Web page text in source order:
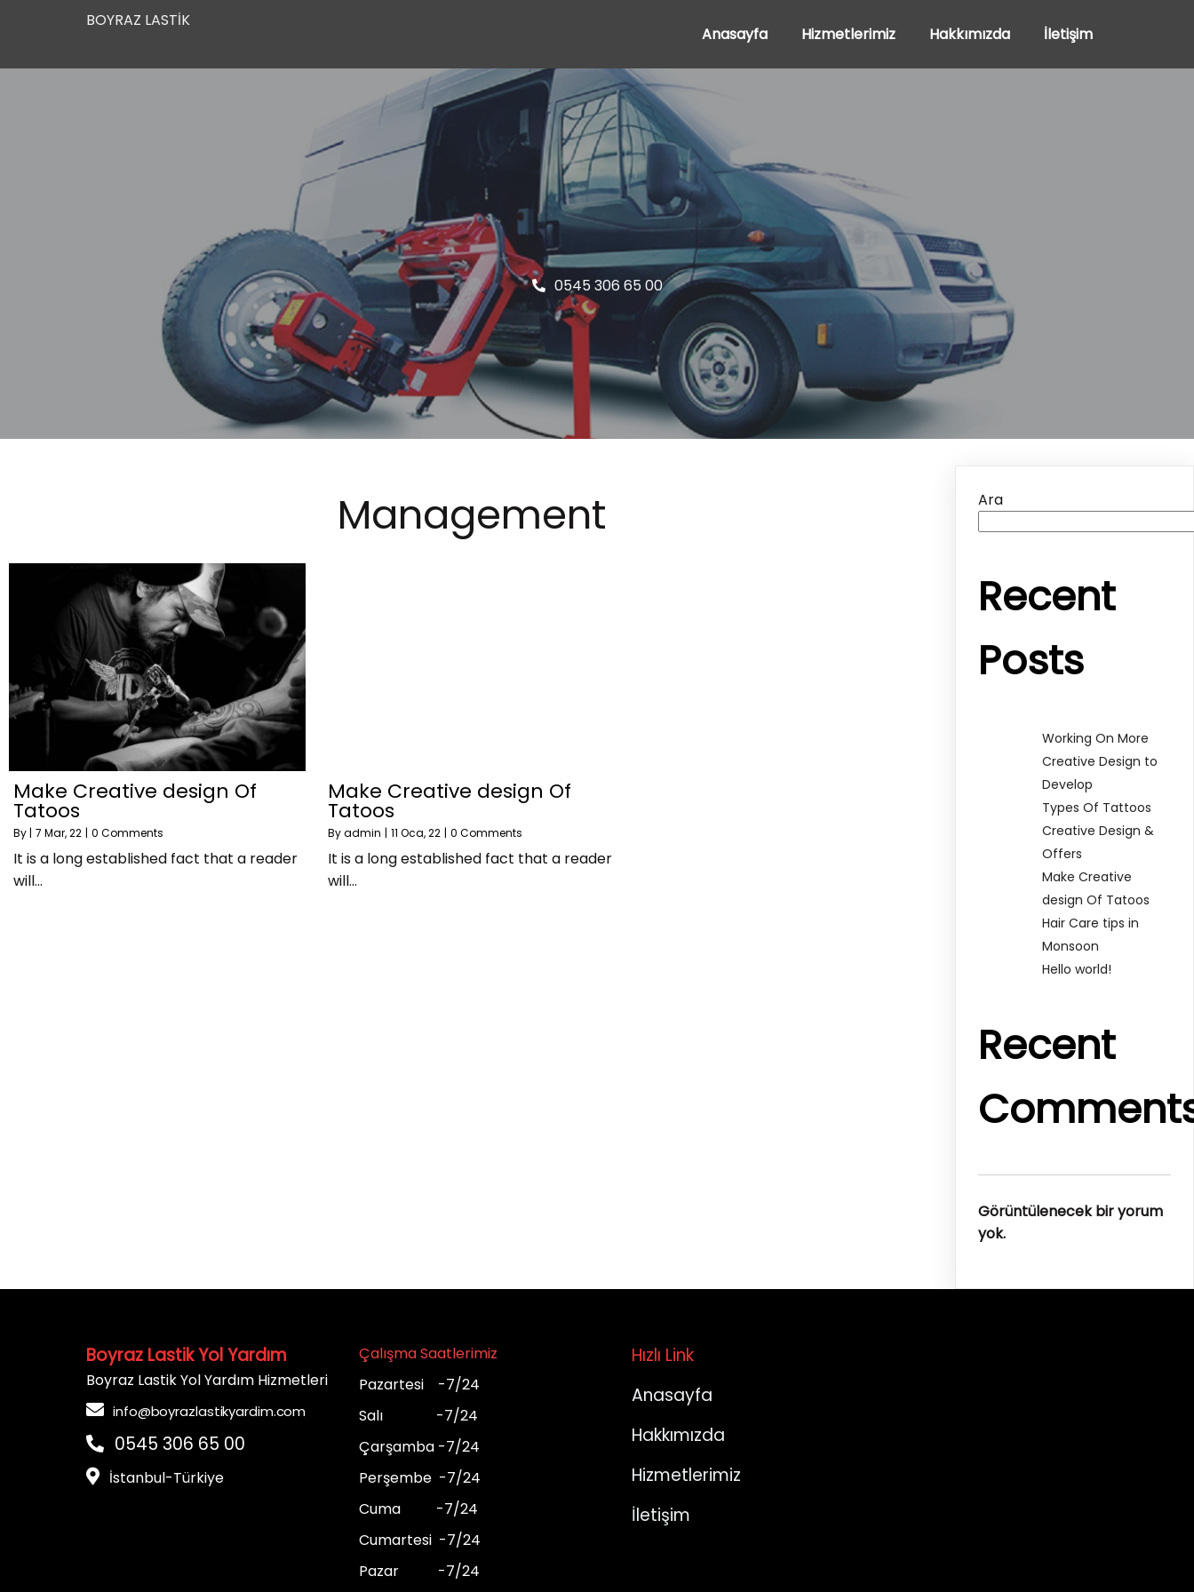
BOYRAZ LASTİK
Anasayfa Hizmetlerimiz Hakkımızda İletişim
0545 306 65 00
Management
Make Creative design Of
Tatoos
By | 7 Mar, 22 | 0 Comments
It is a long established fact that a reader
will…
Make Creative design Of
Tatoos
Byadmin | 11 Oca, 22 | 0 Comments
It is a long established fact that a reader
will…
Ara
Recent
Posts
Working On More
Creative Design to
Develop
Types Of Tattoos
Creative Design &
Offers
Make Creative
design Of Tatoos
Hair Care tips in
Monsoon
Hello world!
Recent
Görüntülenecek bir yorum
yok.
Boyraz Lastik Yol Yardım
Boyraz Lastik Yol Yardım Hizmetleri
info@boyrazlastikyardim.com
0545 306 65 00
İstanbul-Türkiye
Çalışma Saatlerimiz
Pazartesi -7/24
Salı -7/24
Çarşamba -7/24
Perşembe -7/24
Cuma -7/24
Cumartesi -7/24
Pazar -7/24
Hızlı Link
Anasayfa
Hakkımızda
Hizmetlerimiz
İletişim